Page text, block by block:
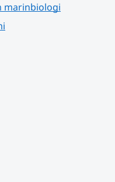
marinbiologi